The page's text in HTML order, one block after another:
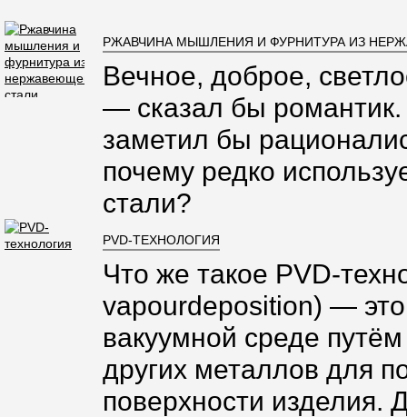
РЖАВЧИНА МЫШЛЕНИЯ И ФУРНИТУРА ИЗ
Вечное, доброе,
— сказал бы
заметил бы
почему редко
стали?
PVD-ТЕХНОЛОГИЯ
Что же такое PVD-
vapourdeposition) —
вакуумной среде
других металлов для
поверхности изделия.